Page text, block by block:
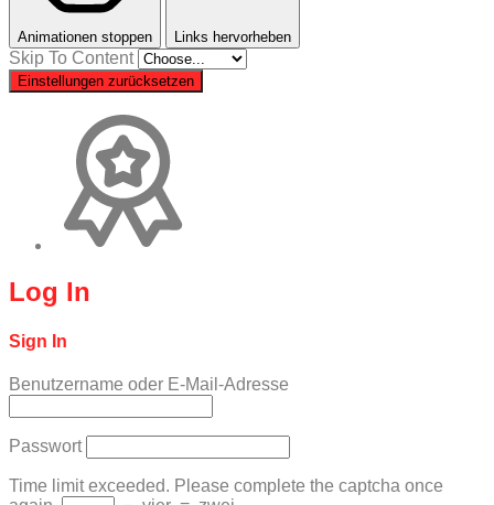
Animationen stoppen Links hervorheben
Skip To Content
Einstellungen zurücksetzen
Log In
Sign In
Benutzername oder E-Mail-Adresse
Passwort
Time limit exceeded. Please complete the captcha once